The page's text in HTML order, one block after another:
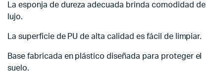
La esponja de dureza adecuada brinda comodidad de
lujo.
La superficie de PU de alta calidad es fácil de limpiar.
Base fabricada en plástico diseñada para proteger el
suelo.